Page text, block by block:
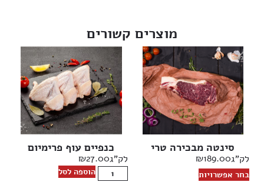
מוצרים קשורים
סינטה מבכירה טרי
לק"ג ₪189.00
בחר אפשרויות
כנפיים עוף פרימיום
לק"ג ₪27.00
הוספה לסל